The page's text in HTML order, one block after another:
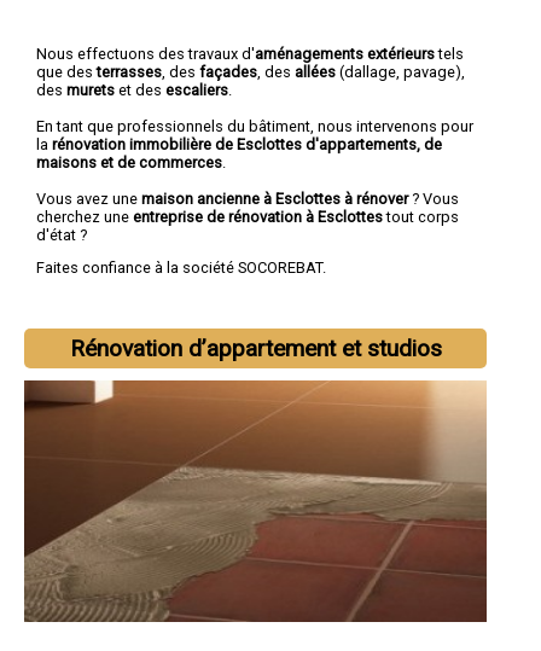
Nous effectuons des travaux d'aménagements extérieurstels
que desterrasses , des façades , des allées (dallage, pavage),
des murets et des escaliers
En tant que professionnels du bâtiment, nous intervenons pour
la rénovation immobilière de Esclottes d'appartements, de
maisons et de commerces
Vous avez une maison ancienne à Esclottes à rénover? Vous
cherchez une entreprise de rénovation à Esclottestout corps
d'état ?
Faites confiance à la société SOCOREBAT.
Rénovation d’appartement et studios